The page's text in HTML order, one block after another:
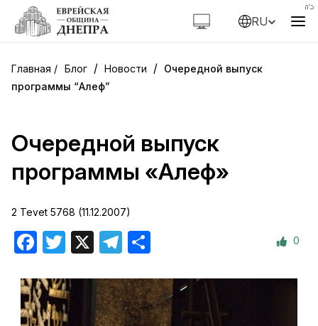
RU
Блог / Новости / Очередной выпуск
программы “Алеф”
Очередной выпуск
программы «Алеф»
2 Tevet 5768 (11.12.2007)
Facebook
Twitter Telegram 0